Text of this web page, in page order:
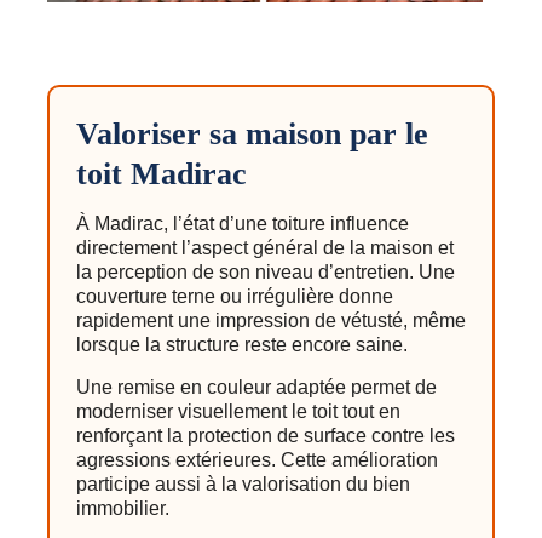
Valoriser sa maison par le
toit Madirac
À Madirac, l’état d’une toiture influence
directement l’aspect général de la maison et
la perception de son niveau d’entretien. Une
couverture terne ou irrégulière donne
rapidement une impression de vétusté, même
lorsque la structure reste encore saine.
Une remise en couleur adaptée permet de
moderniser visuellement le toit tout en
renforçant la protection de surface contre les
agressions extérieures. Cette amélioration
participe aussi à la valorisation du bien
immobilier.